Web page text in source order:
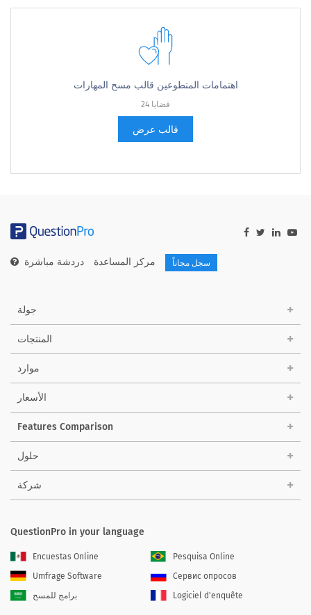
اهتمامات المتطوعين قالب مسح المهارات
24 قضايا
قالب عرض
مركز المساعدة دردشة مباشرة سجل مجاناً
جولة
المنتجات
موارد
الأسعار
Features Comparison
حلول
شركة
QuestionPro in your language
Encuestas Online
Pesquisa Online
Umfrage Software
Сервис опросов
برامج للمسح
Logiciel d'enquête